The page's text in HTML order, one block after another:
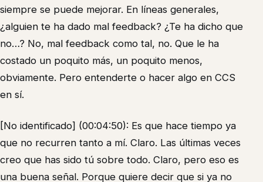
siempre se puede mejorar. En líneas generales,
¿alguien te ha dado mal feedback? ¿Te ha dicho que
no…? No, mal feedback como tal, no. Que le ha
costado un poquito más, un poquito menos,
obviamente. Pero entenderte o hacer algo en CCS
en sí.
[No identificado] (00:04:50): Es que hace tiempo ya
que no recurren tanto a mí. Claro. Las últimas veces
creo que has sido tú sobre todo. Claro, pero eso es
una buena señal. Porque quiere decir que si ya no